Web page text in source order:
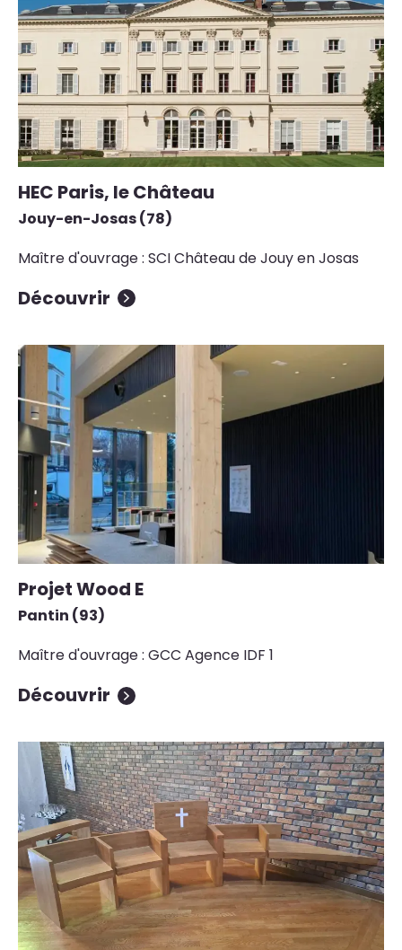
HEC Paris, le Château
Jouy-en-Josas (78)
Maître d'ouvrage : SCI Château de Jouy en Josas
Découvrir
Projet Wood E
Pantin (93)
Maître d'ouvrage : GCC Agence IDF 1
Découvrir